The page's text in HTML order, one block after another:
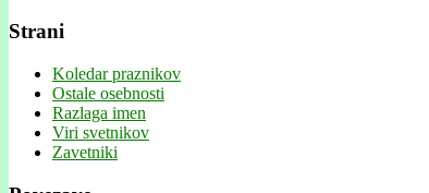
Strani
Koledar praznikov
Ostale osebnosti
Razlaga imen
Viri svetnikov
Zavetniki